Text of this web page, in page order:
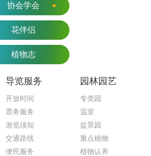
协会学会
花伴侣
植物志
导览服务
开放时间
票务服务
游览须知
交通路线
便民服务
园林园艺
专类园
温室
盆景园
重点植物
植物认养